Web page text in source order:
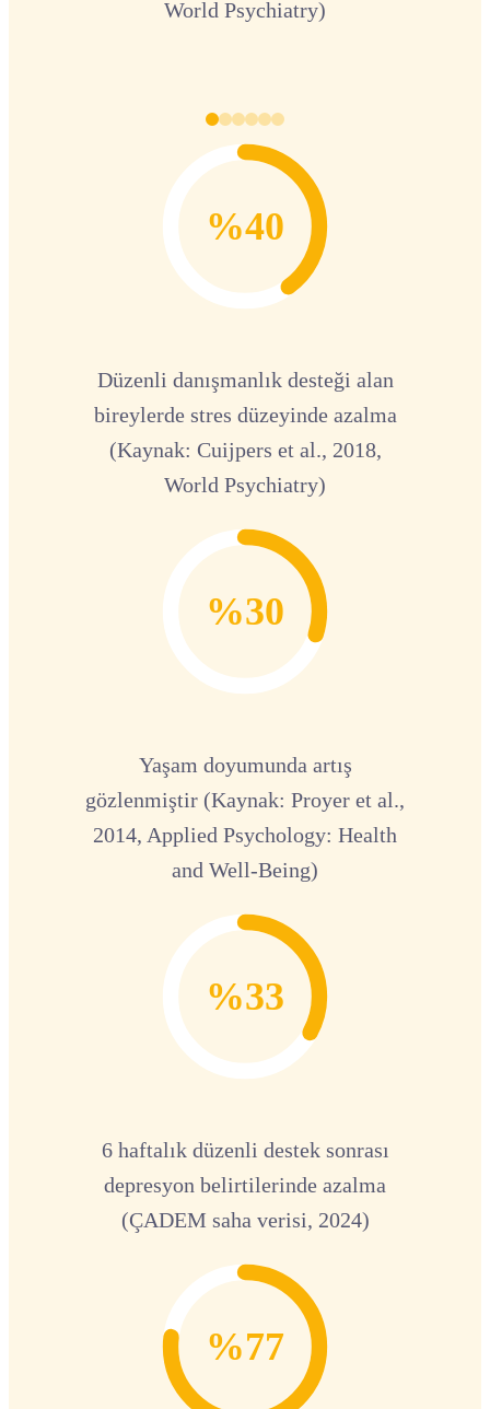
World Psychiatry)
%40
Düzenli danışmanlık desteği alan
bireylerde stres düzeyinde azalma
(Kaynak: Cuijpers et al., 2018,
World Psychiatry)
%30
Yaşam doyumunda artış
gözlenmiştir (Kaynak: Proyer et al.,
2014, Applied Psychology: Health
and Well-Being)
%33
6 haftalık düzenli destek sonrası
depresyon belirtilerinde azalma
(ÇADEM saha verisi, 2024)
%77